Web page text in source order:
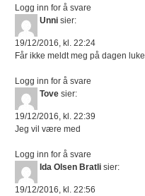
Logg inn for å svare
Unni sier:
19/12/2016, kl. 22:24
Får ikke meldt meg på dagen luke
Logg inn for å svare
Tove sier:
19/12/2016, kl. 22:39
Jeg vil være med
Logg inn for å svare
Ida Olsen Bratli sier:
19/12/2016, kl. 22:56